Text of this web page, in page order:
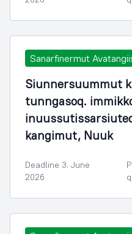
Sanarfinermut
Siunnersuummut
tunngasoq.
kangimut, Nuuk
Deadline 3. June
2026